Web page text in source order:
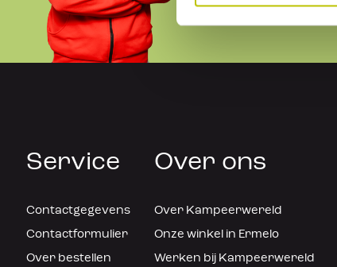
Service
Contactgegevens
Contactformulier
Over bestellen
Over ons
Over Kampeerwereld
Onze winkel in Ermelo
Werken bij Kampeerwereld